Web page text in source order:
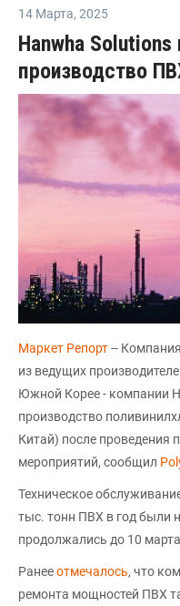
14 Марта, 2025
Hanwha
производство
Маркет Репорт--
из ведущих
Южной Корее - компании
производство
Китай) после проведения
мероприятий, сообщил
Техническое
тыс. тонн ПВХ в год были
продолжались до 10
Ранееотмечалось, что
ремонта мощностей ПВХ